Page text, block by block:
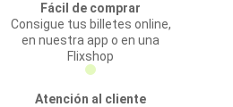
Fácil de comprar
Consigue tus billetes online,
en nuestra app o en una
Flixshop
Atención al cliente